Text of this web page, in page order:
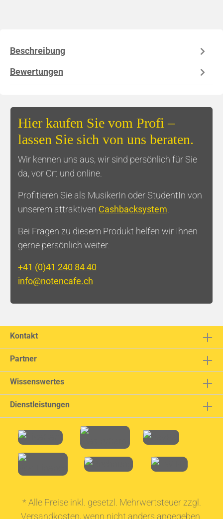
Beschreibung
Bewertungen
Hier kaufen Sie vom Profi –
lassen Sie sich von uns beraten.
Wir kennen uns aus, wir sind persönlich für Sie
da, vor Ort und online.
Profitieren Sie als MusikerIn oder StudentIn von
unserem attraktiven Cashbacksystem.
Bei Fragen zu diesem Produkt helfen wir Ihnen
gerne persönlich weiter:
+41 (0)41 240 84 40
info@notencafe.ch
Kontakt
Partner
Wissenswertes
Dienstleistungen
* Alle Preise inkl. gesetzl. Mehrwertsteuer zzgl.
Versandkosten, wenn nicht anders angegeben.